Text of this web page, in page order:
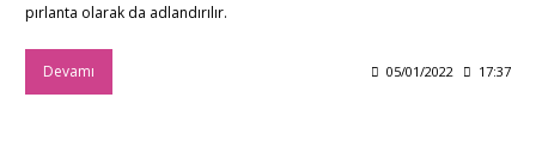
pırlanta olarak da adlandırılır.
Devamı 05/01/2022 17:37